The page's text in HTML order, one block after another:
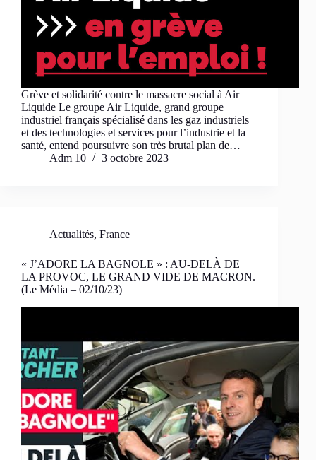
Grève et solidarité contre le massacre social à Air
Liquide Le groupe Air Liquide, grand groupe
industriel français spécialisé dans les gaz industriels
et des technologies et services pour l’industrie et la
santé, entend poursuivre son très brutal plan de…
Adm 10
3 octobre 2023
Actualités, France
« J’ADORE LA BAGNOLE » : AU-DELÀ DE
LA PROVOC, LE GRAND VIDE DE MACRON.
(Le Média – 02/10/23)